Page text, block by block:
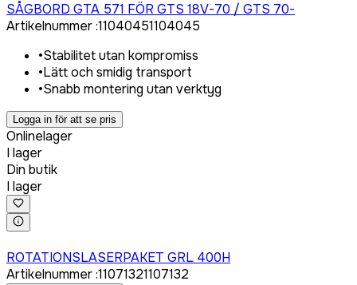
SÅGBORD GTA 571 FÖR GTS 18V-70 / GTS 70-
Artikelnummer:11040451104045
•Stabilitet utan kompromiss
•Lätt och smidig transport
•Snabb montering utan verktyg
Logga in för att se pris
Onlinelager
I lager
Din butik
I lager
ROTATIONSLASERPAKET GRL 400H
Artikelnummer:11071321107132